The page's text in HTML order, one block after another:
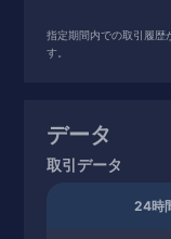
指定期間内での取引履歴
す。
データ
取引データ
24時